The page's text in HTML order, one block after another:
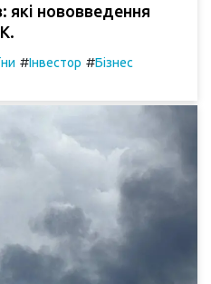
які нововведення
#Інвестор #Бізнес